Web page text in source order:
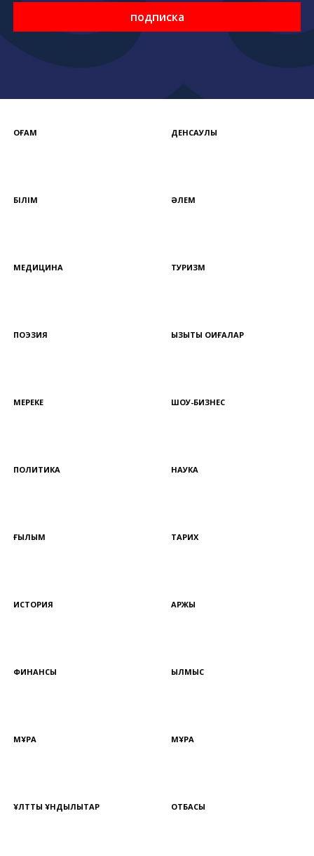
подписка
ҚОҒАМ ДЕНСАУЛЫҚ
БІЛІМ ӘЛЕМ
МЕДИЦИНА ТУРИЗМ
ПОЭЗИЯ ҚЫЗЫҚТЫ ОҚИҒАЛАР
МЕРЕКЕ ШОУ-БИЗНЕС
ПОЛИТИКА НАУКА
ҒЫЛЫМ ТАРИХ
ИСТОРИЯ ҚАРЖЫ
ФИНАНСЫ ҚЫЛМЫС
МҰРА МҰРА
ҰЛТТЫҚ ҚҰНДЫЛЫҚТАР ОТБАСЫ